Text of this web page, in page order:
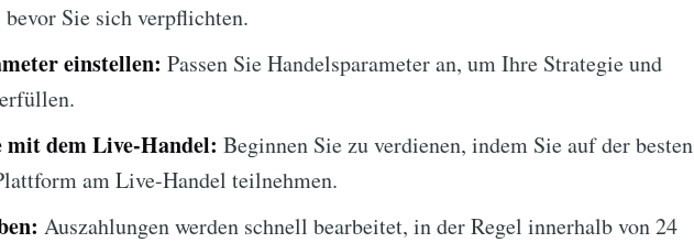
bevor Sie sich verpflichten.
einstellen: Passen Sie Handelsparameter an, um Ihre Strategie und
mit dem Live-Handel: Beginnen Sie zu verdienen, indem Sie auf der besten
am Live-Handel teilnehmen.
Auszahlungen werden schnell bearbeitet, in der Regel innerhalb von 24